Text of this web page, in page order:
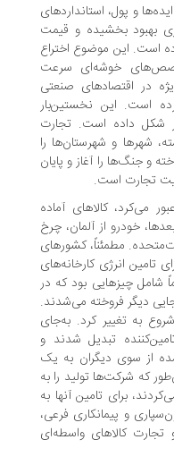
پول، استانداردهای
بخشیده و قیمت
این موضوع اختراع
خوشه‌ای سرعت
صنعتی
این نخستین‌بار
است. تجارت
و شهرستان‌ها را
را آغاز و پایان
است.
کالاهای آماده
از آلمان، چرخ
مطمئناً، کشورهای
انرژی کارخانه‌های
بود که در
فروخته می‌شدند.
کرد. به‌جای
تبدیل شدند و
دیگران به یک
تولید را به
تامین آنها به
پیمانکاری فرعی،
کالاهای واسطه‌ای